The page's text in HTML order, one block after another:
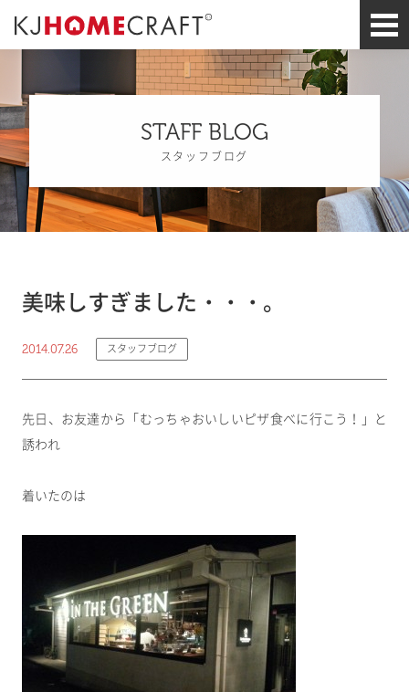
STAFF BLOG
スタッフブログ
美味しすぎました・・・。
2014.07.26 スタッフブログ
先日、お友達から「むっちゃおいしいピザ食べに行こう！」と
誘われ
着いたのは